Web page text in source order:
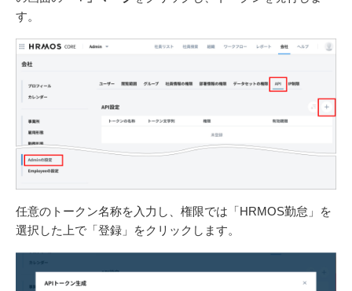
す。
任意のトークン名称を入力し、権限では「HRMOS勤怠」を
選択した上で「登録」をクリックします。